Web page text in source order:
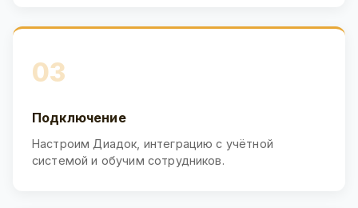
03
Подключение
Настроим Диадок, интеграцию с учётной
системой и обучим сотрудников.